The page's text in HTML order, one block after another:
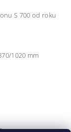
S 700 od roku
1020 mm